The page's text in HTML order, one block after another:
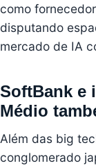
como
disputando
mercado de IA
SoftBank e
Médio
Além das big
conglomerado